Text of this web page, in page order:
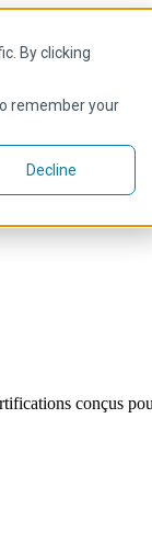
By clicking
remember your
Decline
conçus